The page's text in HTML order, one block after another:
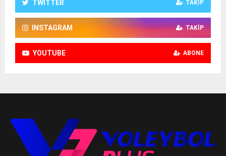
TWITTER TAKIP
INSTAGRAM TAKIP
YOUTUBE ABONE